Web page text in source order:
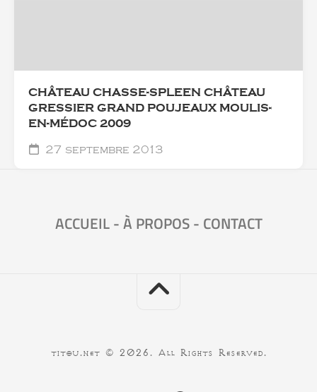
CHÂTEAU CHASSE-SPLEEN CHÂTEAU
GRESSIER GRAND POUJEAUX MOULIS-
EN-MÉDOC 2009
27 septembre 2013
ACCUEIL-À PROPOS- CONTACT
titou.net © 2026. All Rights Reserved.